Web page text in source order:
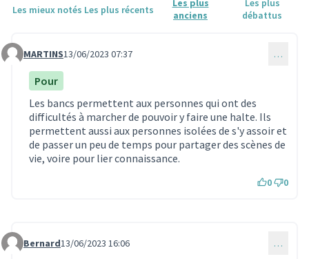
Les mieux notés Les plus récents
anciens
débattus
Commentaire 872
MARTINS13/06/2023 07:37 …
Pour
Les bancs permettent aux personnes qui ont des
difficultés à marcher de pouvoir y faire une halte. Ils
permettent aussi aux personnes isolées de s'y assoir et
de passer un peu de temps pour partager des scènes de
vie, voire pour lier connaissance.
0 0
Commentaire 877
Bernard13/06/2023 16:06 …